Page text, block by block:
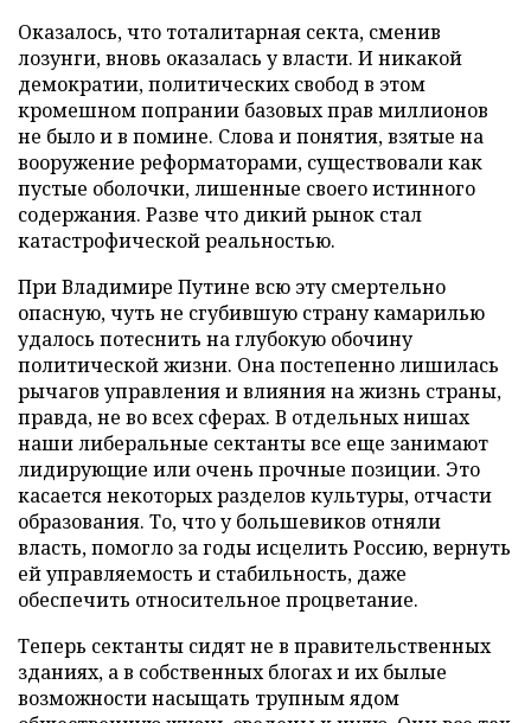
Оказалось, что тоталитарная секта, сменив
лозунги, вновь оказалась у власти. И никакой
демократии, политических свобод в этом
кромешном попрании базовых прав миллионов
не было и в помине. Слова и понятия, взятые на
вооружение реформаторами, существовали как
пустые оболочки, лишенные своего истинного
содержания. Разве что дикий рынок стал
катастрофической реальностью.
При Владимире Путине всю эту смертельно
опасную, чуть не сгубившую страну камарилью
удалось потеснить на глубокую обочину
политической жизни. Она постепенно лишилась
рычагов управления и влияния на жизнь страны,
правда, не во всех сферах. В отдельных нишах
наши либеральные сектанты все еще занимают
лидирующие или очень прочные позиции. Это
касается некоторых разделов культуры, отчасти
образования. То, что у большевиков отняли
власть, помогло за годы исцелить Россию, вернуть
ей управляемость и стабильность, даже
обеспечить относительное процветание.
Теперь сектанты сидят не в правительственных
зданиях, а в собственных блогах и их былые
возможности насыщать трупным ядом